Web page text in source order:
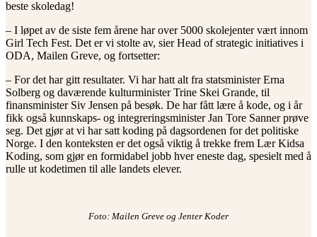
beste skoledag!
– I løpet av de siste fem årene har over 5000 skolejenter vært innom
Girl Tech Fest. Det er vi stolte av, sier Head of strategic initiatives i
ODA, Mailen Greve, og fortsetter:
– For det har gitt resultater. Vi har hatt alt fra statsminister Erna
Solberg og daværende kulturminister Trine Skei Grande, til
finansminister Siv Jensen på besøk. De har fått lære å kode, og i år
fikk også kunnskaps- og integreringsminister Jan Tore Sanner prøve
seg. Det gjør at vi har satt koding på dagsordenen for det politiske
Norge. I den konteksten er det også viktig å trekke frem Lær Kidsa
Koding, som gjør en formidabel jobb hver eneste dag, spesielt med å
rulle ut kodetimen til alle landets elever.
Foto: Mailen Greve og Jenter Koder